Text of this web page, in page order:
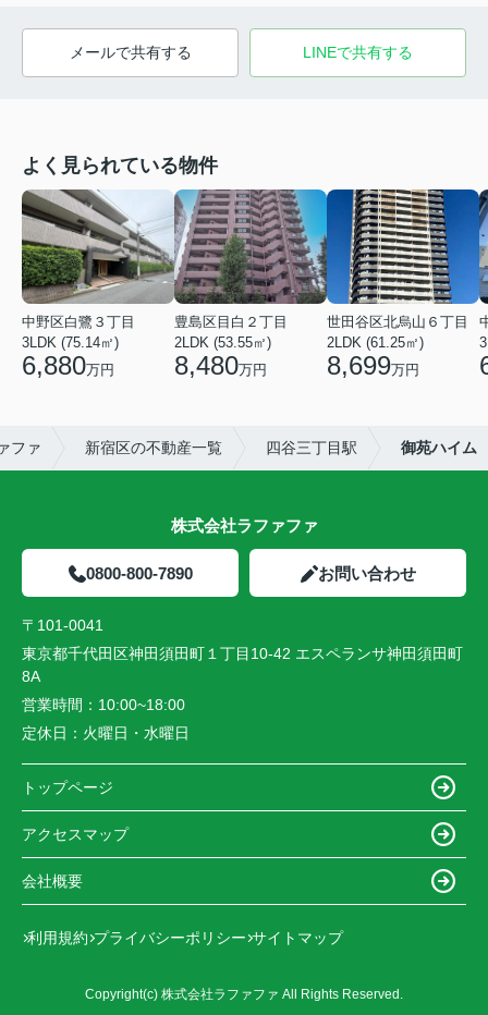
メールで共有する LINEで共有する
よく見られている物件
中野区白鷺３丁目
3LDK (75.14㎡)
6,880万円
豊島区目白２丁目
2LDK (53.55㎡)
8,480万円
世田谷区北烏山６丁目
2LDK (61.25㎡)
8,699万円
ファ 新宿区の不動産一覧 四谷三丁目駅 御苑ハイム
株式会社ラファファ
0800-800-7890 お問い合わせ
〒101-0041
東京都千代田区神田須田町１丁目10-42 エスペランサ神田須田町
8A
営業時間： 10:00~18:00
定休日： 火曜日・水曜日
トップページ
アクセスマップ
会社概要
利用規約 プライバシーポリシー サイトマップ
Copyright(c) 株式会社ラファファ All Rights Reserved.